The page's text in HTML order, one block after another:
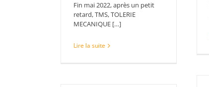
Fin mai 2022, après un petit
retard, TMS, TOLERIE
MECANIQUE […]
Lire la suite